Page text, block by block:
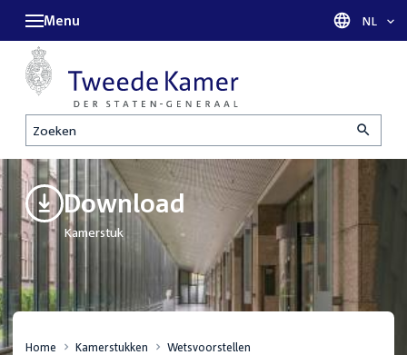
Zoeken
Menu Taal
NL
Download
Kamerstuk
Home Kamerstukken Wetsvoorstellen